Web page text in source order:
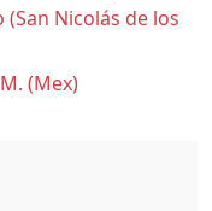
Nicolás de los
(Mex)